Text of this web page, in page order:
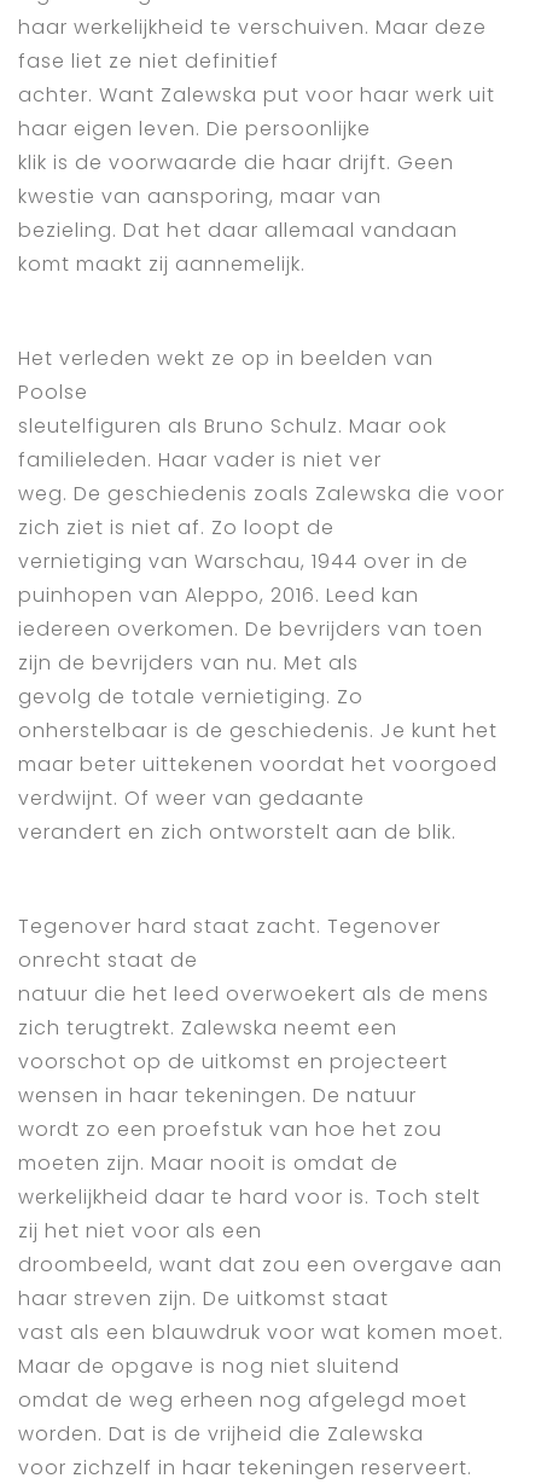
haar werkelijkheid te verschuiven. Maar deze
fase liet ze niet definitief
achter. Want Zalewska put voor haar werk uit
haar eigen leven. Die persoonlijke
klik is de voorwaarde die haar drijft. Geen
kwestie van aansporing, maar van
bezieling. Dat het daar allemaal vandaan
komt maakt zij aannemelijk.
Het verleden wekt ze op in beelden van
Poolse
sleutelfiguren als Bruno Schulz. Maar ook
familieleden. Haar vader is niet ver
weg. De geschiedenis zoals Zalewska die voor
zich ziet is niet af. Zo loopt de
vernietiging van Warschau, 1944 over in de
puinhopen van Aleppo, 2016. Leed kan
iedereen overkomen. De bevrijders van toen
zijn de bevrijders van nu. Met als
gevolg de totale vernietiging. Zo
onherstelbaar is de geschiedenis. Je kunt het
maar beter uittekenen voordat het voorgoed
verdwijnt. Of weer van gedaante
verandert en zich ontworstelt aan de blik.
Tegenover hard staat zacht. Tegenover
onrecht staat de
natuur die het leed overwoekert als de mens
zich terugtrekt. Zalewska neemt een
voorschot op de uitkomst en projecteert
wensen in haar tekeningen. De natuur
wordt zo een proefstuk van hoe het zou
moeten zijn. Maar nooit is omdat de
werkelijkheid daar te hard voor is. Toch stelt
zij het niet voor als een
droombeeld, want dat zou een overgave aan
haar streven zijn. De uitkomst staat
vast als een blauwdruk voor wat komen moet.
Maar de opgave is nog niet sluitend
omdat de weg erheen nog afgelegd moet
worden. Dat is de vrijheid die Zalewska
voor zichzelf in haar tekeningen reserveert.